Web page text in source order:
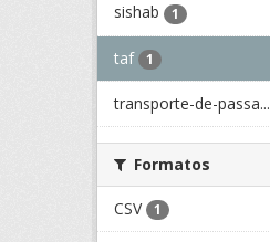
sishab 1
taf 1
transporte-de-passa...
Formatos
CSV 1